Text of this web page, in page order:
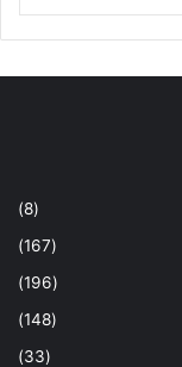
(8)
(167)
(196)
(148)
(33)